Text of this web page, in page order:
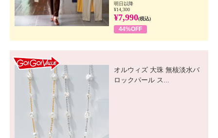
明日以降
¥14,300
¥7,990(税込)
44%OFF
オルウィズ 大珠 無核淡水バ
ロックパール ス...